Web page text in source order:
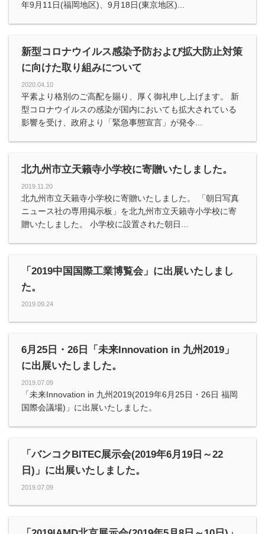
年9月11日(福岡地区)、9月18日(東京地区)...
新型コロナウイルス感染予防および拡大防止対策
に向けた取り組みについて
2020.04.10
平素より格別のご高配を賜り、厚く御礼申し上げます。 新
型コロナウイルスの感染が国内においても拡大されている
影響を受け、政府より「緊急事態宣言」が発令...
北九州市立天籟寺小学校に寄贈いたしました。
2019.11.20
北九州市立天籟寺小学校に寄贈いたしました。 「朝日写真
ニュース社の専用掲示板」を北九州市立天籟寺小学校に寄
贈いたしました。 小学校に設置された朝日...
「2019中国国際工業博覧会」に出展いたしまし
た。
2019.09.24
6月25日・26日「未来Innovation in 九州2019」
に出展いたしました。
2019.07.09
「未来Innovation in 九州2019(2019年6月25日・26日 福岡
国際会議場)」に出展いたしました。
「バンコクBITEC展示会(2019年6月19日～22
日)」に出展いたしました。
2019.07.09